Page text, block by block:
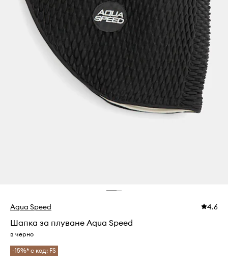
Aqua Speed 4.6
Шапка за плуване Aqua Speed
в черно
-15%* с код: FS